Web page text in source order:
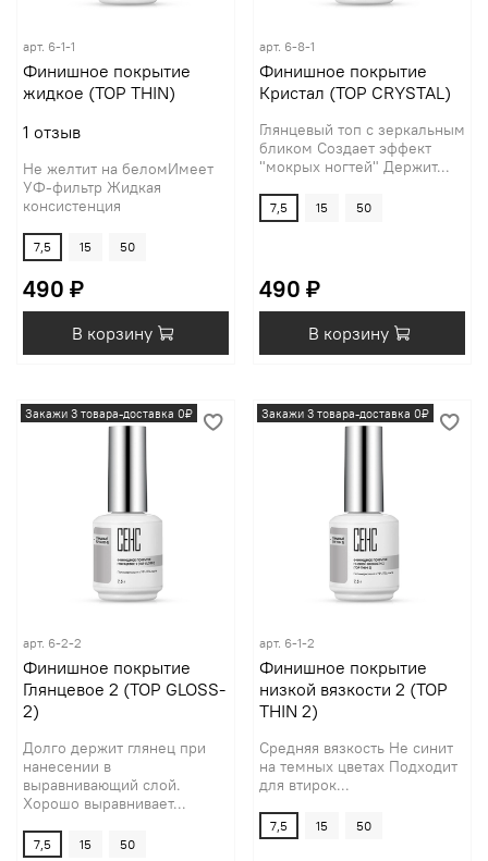
арт. 6-1-1
Финишное покрытие
жидкое (TOP THIN)
1 отзыв
Не желтит на беломИмеет
УФ-фильтр Жидкая
консистенция
7,5 15 50
490 ₽
В корзину
арт. 6-8-1
Финишное покрытие
Кристал (TOP CRYSTAL)
Глянцевый топ с зеркальным
бликом Создает эффект
"мокрых ногтей" Держит...
7,5 15 50
490 ₽
В корзину
Закажи 3 товара-доставка 0₽
арт. 6-2-2
Финишное покрытие
Глянцевое 2 (TOP GLOSS-
2)
Долго держит глянец при
нанесении в
выравнивающий слой.
Хорошо выравнивает...
7,5 15 50
Закажи 3 товара-доставка 0₽
арт. 6-1-2
Финишное покрытие
низкой вязкости 2 (TOP
THIN 2)
Средняя вязкость Не синит
на темных цветах Подходит
для втирок...
7,5 15 50